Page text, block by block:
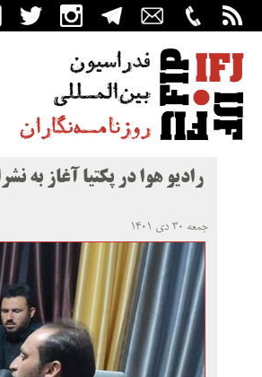
رادیو هوا در پکتیا آغاز به
جمعه ۳۰ دی ۱۴۰۱